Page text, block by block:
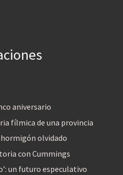
aniversario
fílmica de una provincia
olvidado
con Cummings
un futuro especulativo